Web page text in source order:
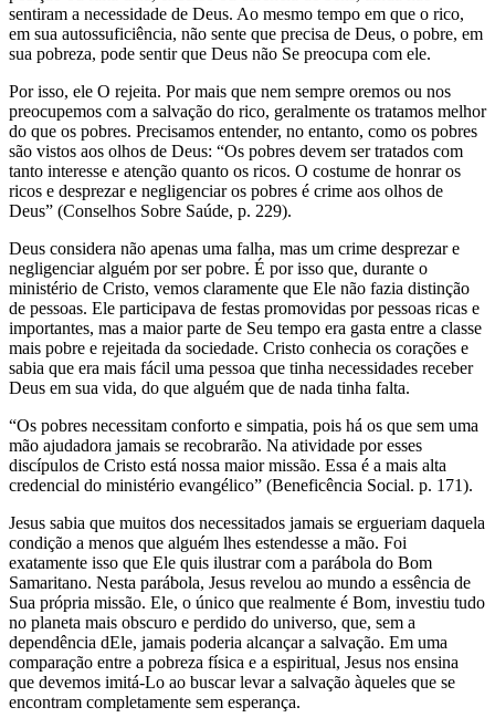
sentiram a necessidade de Deus. Ao mesmo tempo em que o rico,
em sua autossuficiência, não sente que precisa de Deus, o pobre, em
sua pobreza, pode sentir que Deus não Se preocupa com ele.
Por isso, ele O rejeita. Por mais que nem sempre oremos ou nos
preocupemos com a salvação do rico, geralmente os tratamos melhor
do que os pobres. Precisamos entender, no entanto, como os pobres
são vistos aos olhos de Deus: “Os pobres devem ser tratados com
tanto interesse e atenção quanto os ricos. O costume de honrar os
ricos e desprezar e negligenciar os pobres é crime aos olhos de
Deus” (Conselhos Sobre Saúde, p. 229).
Deus considera não apenas uma falha, mas um crime desprezar e
negligenciar alguém por ser pobre. É por isso que, durante o
ministério de Cristo, vemos claramente que Ele não fazia distinção
de pessoas. Ele participava de festas promovidas por pessoas ricas e
importantes, mas a maior parte de Seu tempo era gasta entre a classe
mais pobre e rejeitada da sociedade. Cristo conhecia os corações e
sabia que era mais fácil uma pessoa que tinha necessidades receber
Deus em sua vida, do que alguém que de nada tinha falta.
“Os pobres necessitam conforto e simpatia, pois há os que sem uma
mão ajudadora jamais se recobrarão. Na atividade por esses
discípulos de Cristo está nossa maior missão. Essa é a mais alta
credencial do ministério evangélico” (Beneficência Social. p. 171).
Jesus sabia que muitos dos necessitados jamais se ergueriam daquela
condição a menos que alguém lhes estendesse a mão. Foi
exatamente isso que Ele quis ilustrar com a parábola do Bom
Samaritano. Nesta parábola, Jesus revelou ao mundo a essência de
Sua própria missão. Ele, o único que realmente é Bom, investiu tudo
no planeta mais obscuro e perdido do universo, que, sem a
dependência dEle, jamais poderia alcançar a salvação. Em uma
comparação entre a pobreza física e a espiritual, Jesus nos ensina
que devemos imitá-Lo ao buscar levar a salvação àqueles que se
encontram completamente sem esperança.